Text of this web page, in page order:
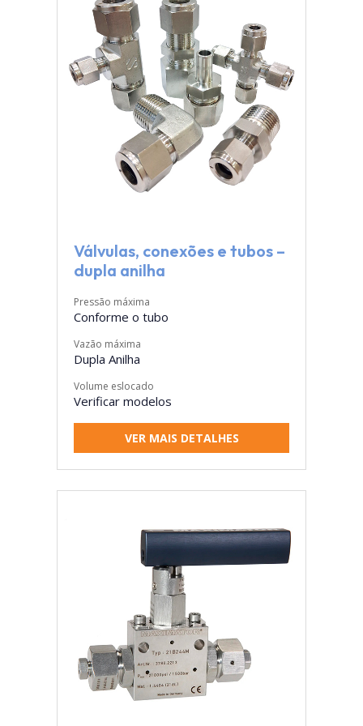
Válvulas, conexões e tubos –
dupla anilha
Pressão máxima
Conforme o tubo
Vazão máxima
Dupla Anilha
Volume eslocado
Verificar modelos
VER MAIS DETALHES